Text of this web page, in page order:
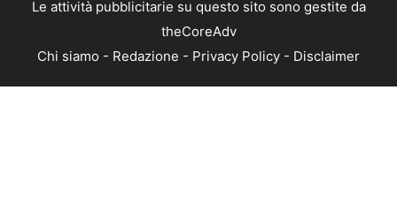
Le attività pubblicitarie su questo sito sono gestite da
theCoreAdv
Chi siamo - Redazione - Privacy Policy - Disclaimer